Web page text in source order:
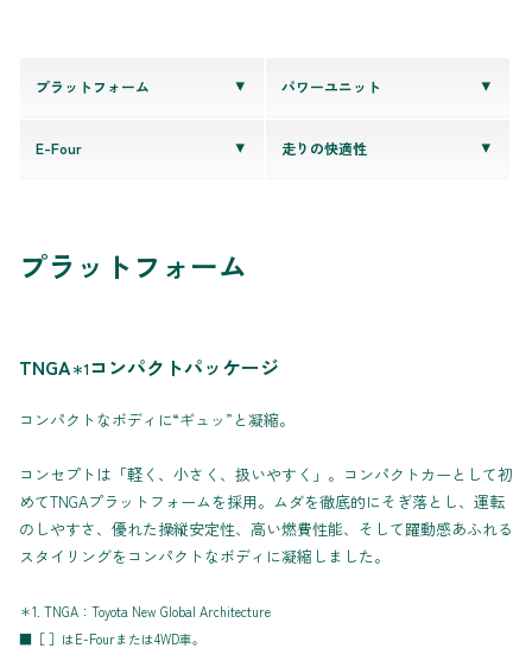
プラットフォーム パワーユニット
E-Four 走りの快適性
プラットフォーム
TNGA＊1 コンパクトパッケージ
コンパクトなボディに“ギュッ”と凝縮。
コンセプトは「軽く、小さく、扱いやすく」。コンパクトカーとして初
めてTNGAプラットフォームを採用。ムダを徹底的にそぎ落とし、運転
のしやすさ、優れた操縦安定性、高い燃費性能、そして躍動感あふれる
スタイリングをコンパクトなボディに凝縮しました。
＊1. TNGA：Toyota New Global Architecture
■［ ］はE-Fourまたは4WD車。